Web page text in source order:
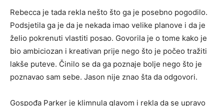
Rebecca je tada rekla nešto što ga je posebno pogodilo.
Podsjetila ga je da je nekada imao velike planove i da je
želio pokrenuti vlastiti posao. Govorila je o tome kako je
bio ambiciozan i kreativan prije nego što je počeo tražiti
lakše puteve. Činilo se da ga poznaje bolje nego što je
poznavao sam sebe. Jason nije znao šta da odgovori.
Gospođa Parker je klimnula glavom i rekla da se upravo